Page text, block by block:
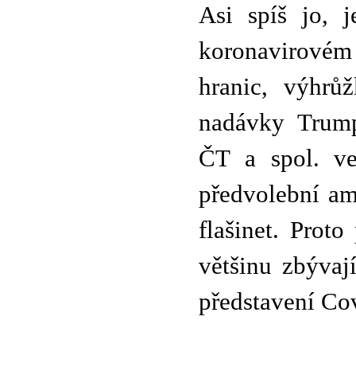
Asi spíš jo,
hranic,
nadávky
ČT a spol.
předvolební
flašinet.
většinu
představení